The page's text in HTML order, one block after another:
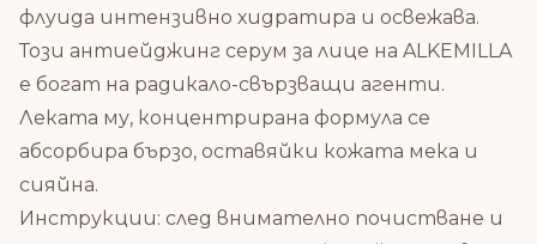
флуида интензивно хидратира и освежава.
Този антиейджинг серум за лице на ALKEMILLA
е богат на радикало-свързващи агенти.
Леката му, концентрирана формула се
абсорбира бързо, оставяйки кожата мека и
сияйна.
Инструкции: след внимателно почистване и